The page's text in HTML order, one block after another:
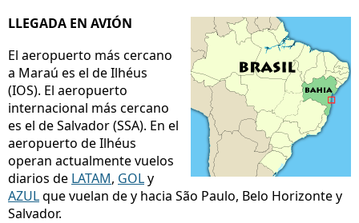
LLEGADA EN AVIÓN
El aeropuerto más cercano
a Maraú es el de Ilhéus
(IOS). El aeropuerto
internacional más cercano
es el de Salvador (SSA). En el
aeropuerto de Ilhéus
operan actualmente vuelos
diarios de LATAM, GOLy
AZULque vuelan de y hacia São Paulo, Belo Horizonte y
Salvador.